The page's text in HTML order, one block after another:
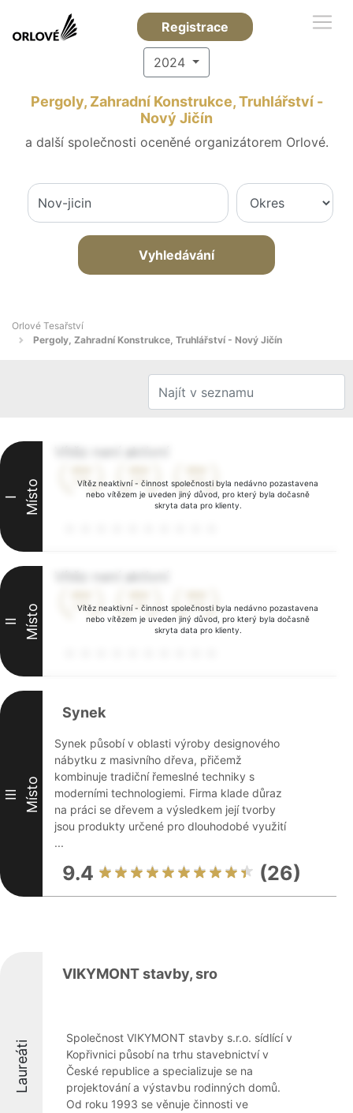
Registrace
2024
Pergoly, Zahradní Konstrukce, Truhlářství -
Nový Jičín
a další společnosti oceněné organizátorem Orlové.
Vyhledávání
Orlové Tesařství
Pergoly, Zahradní Konstrukce, Truhlářství - Nový Jičín
Vítěz neaktivní - činnost společnosti byla nedávno pozastavena
nebo vítězem je uveden jiný důvod, pro který byla dočasně
skryta data pro klienty.
I Místo
Vítěz neaktivní - činnost společnosti byla nedávno pozastavena
nebo vítězem je uveden jiný důvod, pro který byla dočasně
skryta data pro klienty.
II Místo
III Místo
Synek
Synek působí v oblasti výroby designového
nábytku z masivního dřeva, přičemž
kombinuje tradiční řemeslné techniky s
moderními technologiemi. Firma klade důraz
na práci se dřevem a výsledkem její tvorby
jsou produkty určené pro dlouhodobé využití
...
9.4 (26)
Laureáti
VIKYMONT stavby, sro
Společnost VIKYMONT stavby s.r.o. sídlící v
Kopřivnici působí na trhu stavebnictví v
České republice a specializuje se na
projektování a výstavbu rodinných domů.
Od roku 1993 se věnuje činnosti ve